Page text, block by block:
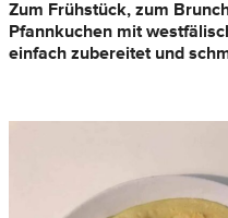
Zum Frühstück, zum
Pfannkuchen mit
einfach zubereitet und